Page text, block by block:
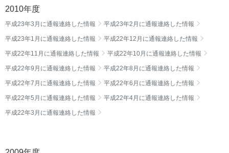
2010年度
平成23年3月に通報連絡した情報 平成23年2月に通報連絡した情報
平成23年1月に通報連絡した情報 平成22年12月に通報連絡した情報
平成22年11月に通報連絡した情報 平成22年10月に通報連絡した情報
平成22年9月に通報連絡した情報 平成22年8月に通報連絡した情報
平成22年7月に通報連絡した情報 平成22年6月に通報連絡した情報
平成22年5月に通報連絡した情報 平成22年4月に通報連絡した情報
平成22年3月に通報連絡した情報